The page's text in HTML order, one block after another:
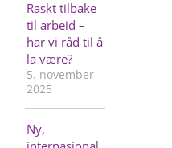
Raskt tilbake
til arbeid –
har vi råd til å
la være?
5. november
2025
Ny,